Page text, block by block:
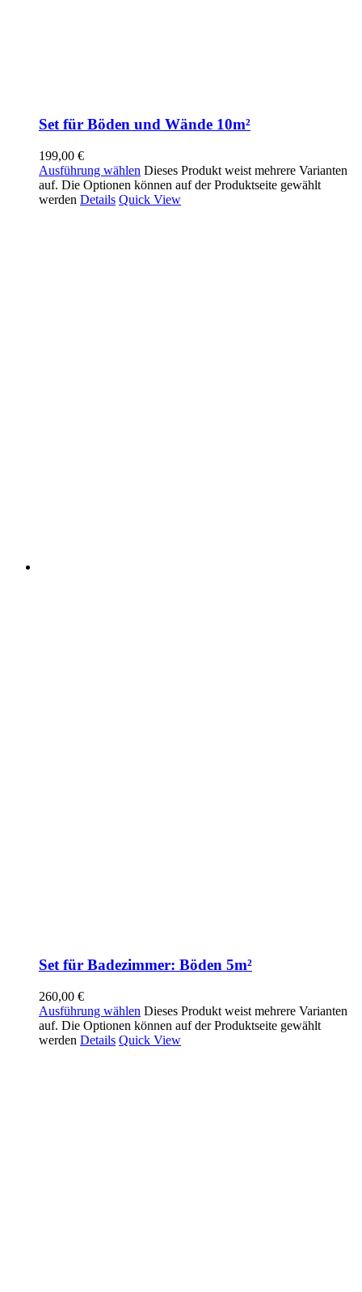
Set für Böden und Wände 10m²
199,00 €
Ausführung wählen Dieses Produkt weist mehrere Varianten
auf. Die Optionen können auf der Produktseite gewählt
werden Details Quick View
Set für Badezimmer: Böden 5m²
260,00 €
Ausführung wählen Dieses Produkt weist mehrere Varianten
auf. Die Optionen können auf der Produktseite gewählt
werden Details Quick View